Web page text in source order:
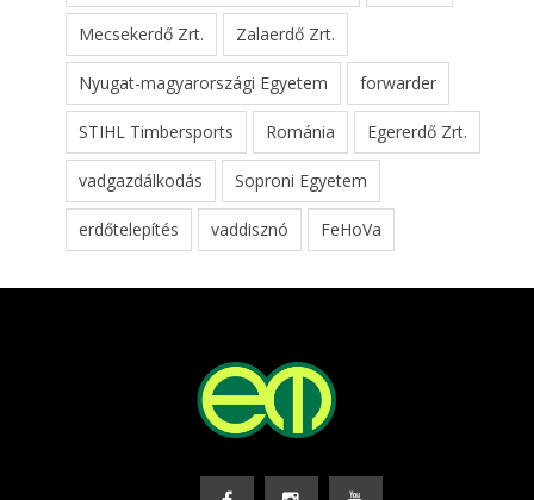
Mecsekerdő Zrt. Zalaerdő Zrt.
Nyugat-magyarországi Egyetem forwarder
STIHL Timbersports Románia Egererdő Zrt.
vadgazdálkodás Soproni Egyetem
erdőtelepítés vaddisznó FeHoVa